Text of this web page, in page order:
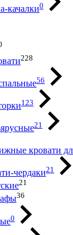
качалки0
228
56
123
21
кровати
чердаки21
21
36
0